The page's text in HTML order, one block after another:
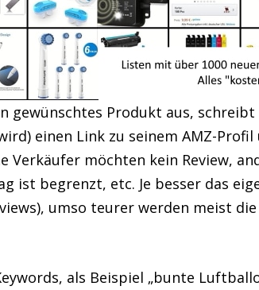
gewünschtes Produkt aus,
einen Link zu seinem AMZ-
Verkäufer möchten kein Review,
ist begrenzt, etc. Je besser das
umso teurer werden meist
als Beispiel „bunte